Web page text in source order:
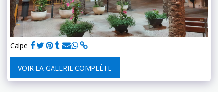
Calpe
VOIR LA GALERIE COMPLÈTE